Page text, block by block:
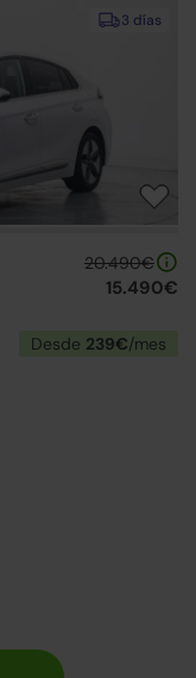
3 días
20.490€
15.490€
Desde 239€/mes